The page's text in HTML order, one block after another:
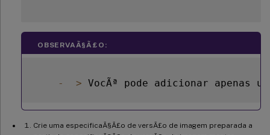
OBSERVAÃ§Ã£O:
- > VocÃª pode adicionar apenas
Crie uma especificaÃ§Ã£o de versÃ£o de imagem preparada a